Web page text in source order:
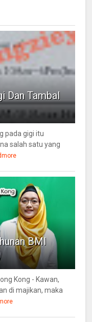
Dan Tambal
pada gigi itu
salah satu yang
BMI
Kong - Kawan,
di majikan, maka